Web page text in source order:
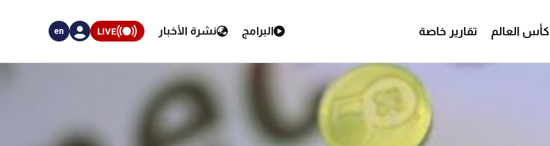
كأس العالم تقارير خاصة البرامج نشرة الأخبار LIVE
en